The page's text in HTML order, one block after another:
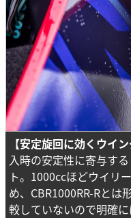
【安定旋回に効くウイン
入時の安定性に寄与す
ト。1000ccほどウイリ
め、CBR1000RR-Rとは
較していないので明確